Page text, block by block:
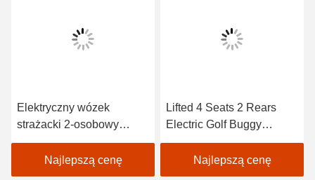
Elektryczny wózek
strażacki 2-osobowy
zatwierdzony CE z baterią
trojanską Elektryczne
wózki golfowe
Najlepszą cenę
Lifted 4 Seats 2 Rears
Electric Golf Buggy
Lithium Battery
Accessories
Customizable
Najlepszą cenę